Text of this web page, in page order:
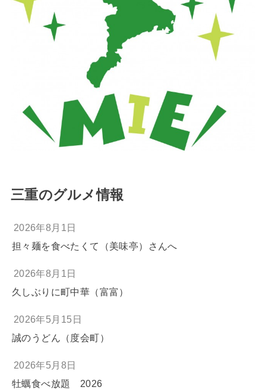
三重のグルメ情報
2026年8月1日
担々麺を食べたくて（美味亭）さんへ
2026年8月1日
久しぶりに町中華（富富）
2026年5月15日
誠のうどん（度会町）
2026年5月8日
牡蠣食べ放題 2026